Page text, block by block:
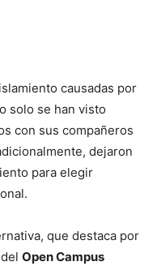
causadas por
solo se han visto
con sus compañeros
dejaron
para elegir
que destaca por
Open Campus